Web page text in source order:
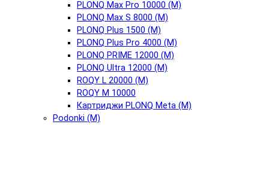
PLONQ Max Pro 10000 (М)
PLONQ Max S 8000 (М)
PLONQ Plus 1500 (М)
PLONQ Plus Pro 4000 (М)
PLONQ PRIME 12000 (М)
PLONQ Ultra 12000 (М)
ROQY L 20000 (М)
ROQY M 10000
Картриджи PLONQ Meta (М)
Podonki (М)